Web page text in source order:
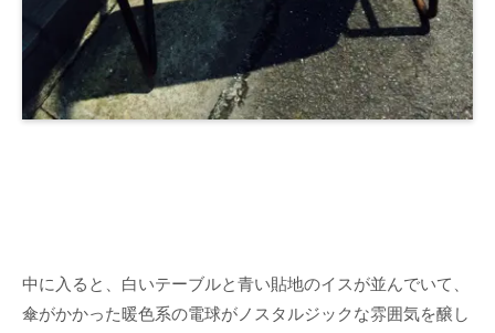
中に入ると、白いテーブルと青い貼地のイスが並んでいて、
傘がかかった暖色系の電球がノスタルジックな雰囲気を醸し